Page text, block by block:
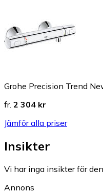
Grohe Precision Trend
fr. 2 304 kr
Jämför alla priser
Insikter
Vi har inga insikter för
Annons